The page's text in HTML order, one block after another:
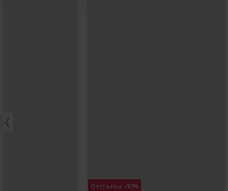
Отстъпка -40%